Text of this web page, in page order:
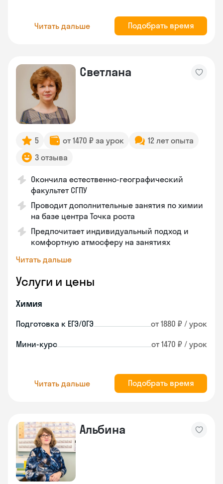
Читать дальше Подобрать время
Светлана
5 от 1470 ₽ за урок
12 лет опыта
3 отзыва
Окончила естественно-географический
факультет СГПУ
Проводит дополнительные занятия по химии
на базе центра Точка роста
Предпочитает индивидуальный подход и
комфортную атмосферу на занятиях
Читать дальше
Услуги и цены
Химия
Подготовка к ЕГЭ/ОГЭ от 1880 ₽ / урок
Мини-курс от 1470 ₽ / урок
Читать дальше Подобрать время
Альбина